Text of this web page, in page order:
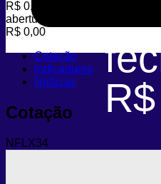
R$ 0,00
abertura
R$ 0,00
Cotação
Indicadores
Notícias
Cotação
NFLX34